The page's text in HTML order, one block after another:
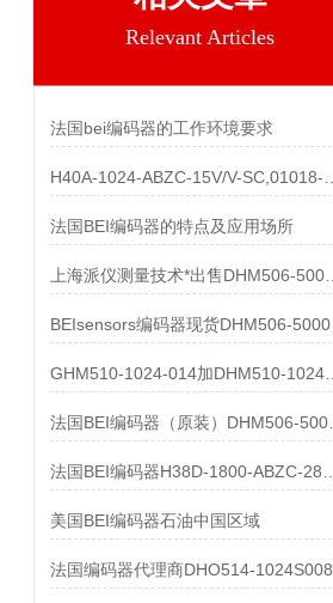
Relevant Articles
法国bei编码器的工作环境要求
法国BEI编码器的特点及应用场所
美国BEI编码器石油中国区域
法国编码器代理商DHO514-1024S008